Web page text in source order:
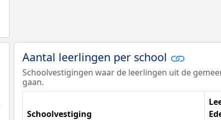
Aantal leerlingen per school
Schoolvestigingen waar de leerlingen uit de
gaan.
Schoolvestiging